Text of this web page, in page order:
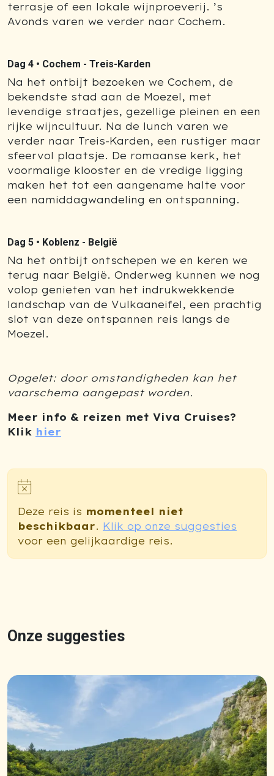
terrasje of een lokale wijnproeverij. ’s
Avonds varen we verder naar Cochem.
Dag 4 • Cochem - Treis-Karden
Na het ontbijt bezoeken we Cochem, de
bekendste stad aan de Moezel, met
levendige straatjes, gezellige pleinen en een
rijke wijncultuur. Na de lunch varen we
verder naar Treis-Karden, een rustiger maar
sfeervol plaatsje. De romaanse kerk, het
voormalige klooster en de vredige ligging
maken het tot een aangename halte voor
een namiddagwandeling en ontspanning.
Dag 5 • Koblenz - België
Na het ontbijt ontschepen we en keren we
terug naar België. Onderweg kunnen we nog
volop genieten van het indrukwekkende
landschap van de Vulkaaneifel, een prachtig
slot van deze ontspannen reis langs de
Moezel.
Opgelet: door omstandigheden kan het
vaarschema aangepast worden.
Meer info & reizen met Viva Cruises?
Klik hier
Deze reis is momenteel niet
beschikbaar. Klik op onze suggesties
voor een gelijkaardige reis.
Onze suggesties